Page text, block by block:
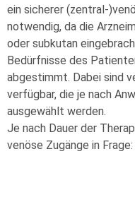
ein sicherer (zentral-
notwendig, da die
oder subkutan
Bedürfnisse des
abgestimmt. Dabei sind
verfügbar, die je nach
ausgewählt werden.
Je nach Dauer der
venöse Zugänge in Frage: